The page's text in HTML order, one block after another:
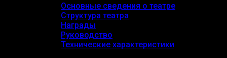
Основные сведения о театре
Структура театра
Награды
Руководство
Технические характеристики